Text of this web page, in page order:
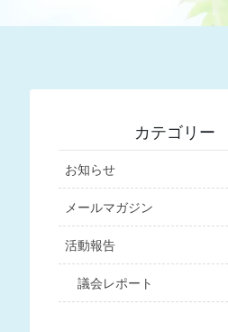
カテゴリー
お知らせ
メールマガジン
活動報告
議会レポート